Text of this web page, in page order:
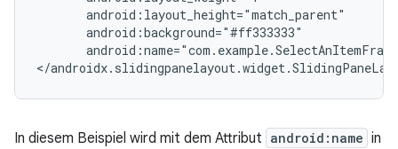
In diesem Beispiel wird mit dem Attribut android:name in